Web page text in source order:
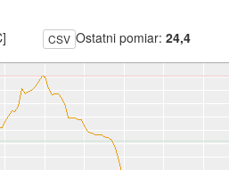
CSV Ostatni pomiar:24,4